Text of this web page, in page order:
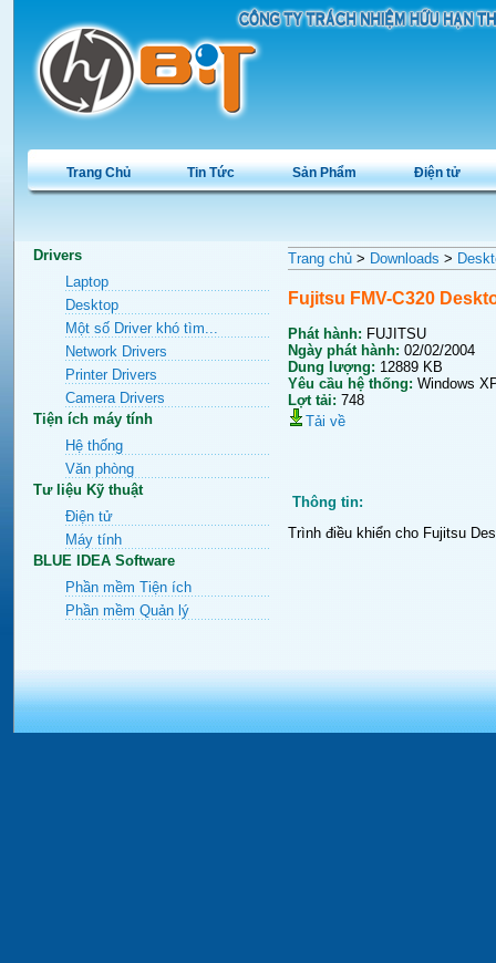
Trang Chủ Tin Tức Sản Phẩm Điện tử
Drivers
Laptop
Desktop
Một số Driver khó tìm...
Network Drivers
Printer Drivers
Camera Drivers
Tiện ích máy tính
Hệ thống
Văn phòng
Tư liệu Kỹ thuật
Điện tử
Máy tính
BLUE IDEA Software
Phần mềm Tiện ích
Phần mềm Quản lý
Trang chủ > Downloads >
Fujitsu FMV-C320
Phát hành: FUJITSU
Ngày phát hành: 02/02/2004
Dung lượng: 12889KB
Yêu cầu hệ thống: Windows
Lợt tải: 748
Tải về
Thông tin:
Trình điều khiển cho Fujitsu